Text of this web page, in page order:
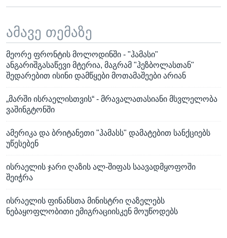
ამავე თემაზე
მეორე ფრონტის მოლოდინში - "ჰამასი"
ანგარიშგასაწევი მტერია, მაგრამ "ჰეზბოლასთან"
შედარებით ისინი დამწყები მოთამაშეები არიან
„მარში ისრაელისთვის“ - მრავალათასიანი მსვლელობა
ვაშინგტონში
ამერიკა და ბრიტანეთი "ჰამასს" დამატებით სანქციებს
უწესებენ
ისრაელის ჯარი ღაზის ალ-შიფას საავადმყოფოში
შეიჭრა
ისრაელის ფინანსთა მინისტრი ღაზელებს
ნებაყოფლობითი ემიგრაციისკენ მოუწოდებს